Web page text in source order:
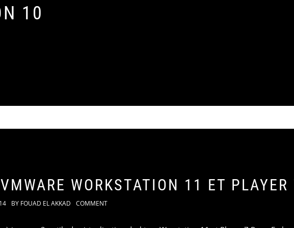
10
WORKSTATION 11 ET PLAYER
BY FOUAD EL AKKAD COMMENT